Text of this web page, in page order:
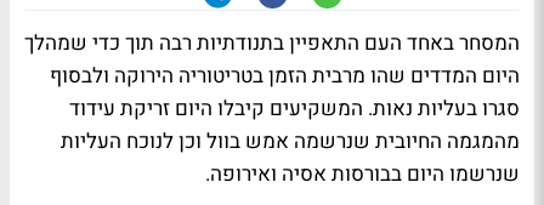
המסחר באחד העם התאפיין בתנודתיות רבה תוך כדי שמהלך
היום המדדים שהו מרבית הזמן בטריטוריה הירוקה ולבסוף
סגרו בעליות נאות. המשקיעים קיבלו היום זריקת עידוד
מהמגמה החיובית שנרשמה אמש בוול וכן לנוכח העליות
שנרשמו היום בבורסות אסיה ואירופה.